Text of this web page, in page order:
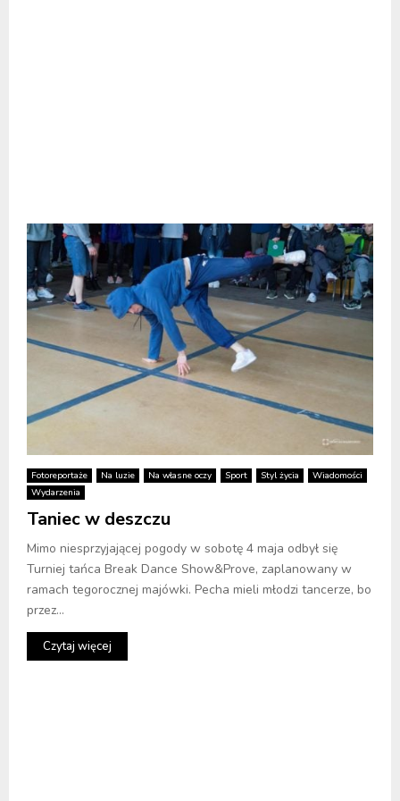
Fotoreportaże Na luzie Na własne oczy Sport Styl życia
Wiadomości
Wydarzenia
Taniec w deszczu
Mimo niesprzyjającej pogody w sobotę 4 maja odbył się
Turniej tańca Break Dance Show&Prove, zaplanowany w
ramach tegorocznej majówki. Pecha mieli młodzi tancerze, bo
przez...
Czytaj więcej